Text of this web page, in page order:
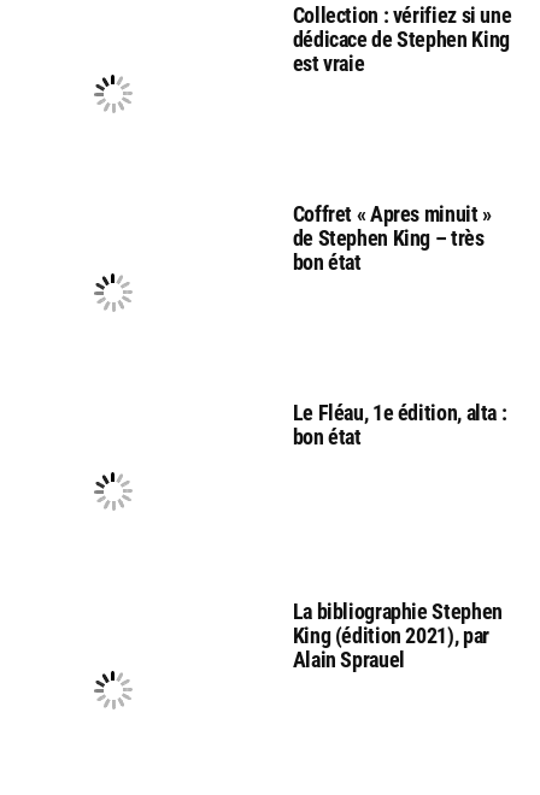
Collection : vérifiez si une
dédicace de Stephen King
est vraie
Coffret « Apres minuit »
de Stephen King – très
bon état
Le Fléau, 1e édition, alta :
bon état
La bibliographie Stephen
King (édition 2021), par
Alain Sprauel